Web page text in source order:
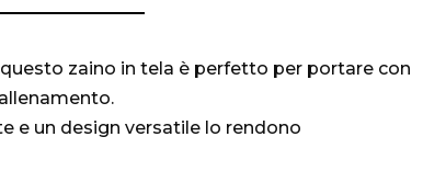
zaino in tela è perfetto per portare con
e un design versatile lo rendono